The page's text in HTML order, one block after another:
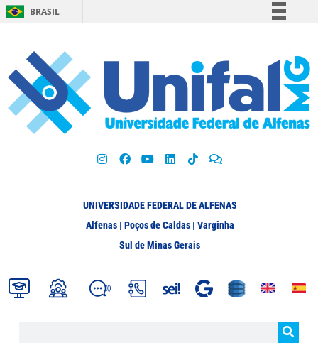
BRASIL
Participe
Acesso à informação
Legislação
UNIVERSIDADE FEDERAL DE ALFENAS
Alfenas | Poços de Caldas | Varginha
Sul de Minas Gerais